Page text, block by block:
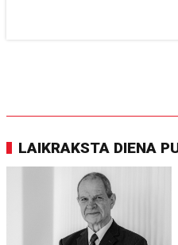
LAIKRAKSTA DIENA